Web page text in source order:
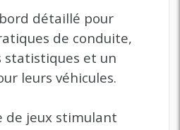
détaillé pour
de conduite,
statistiques et un
leurs véhicules.
de jeux stimulant